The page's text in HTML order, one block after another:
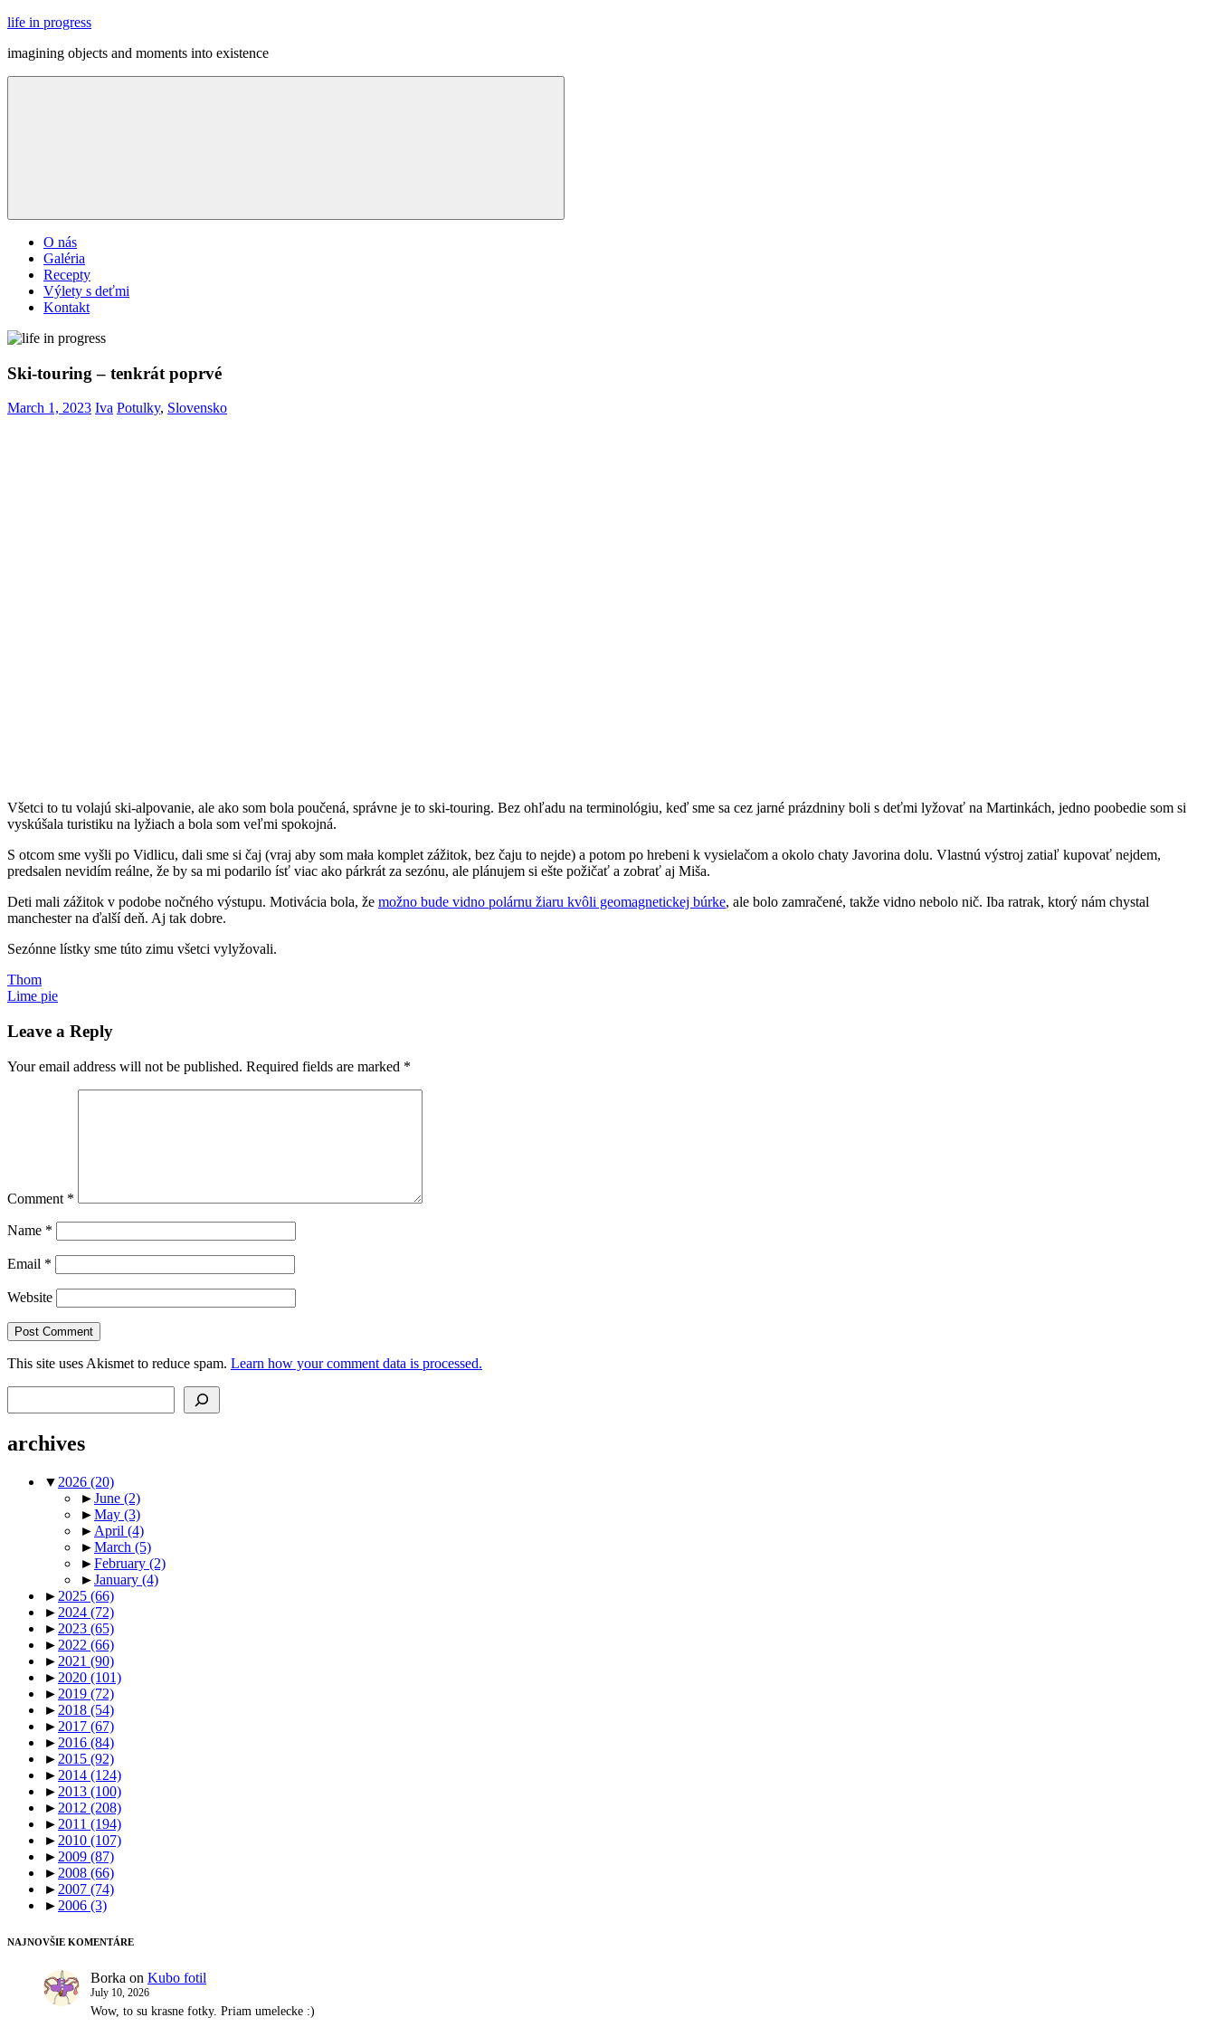
Skip
content
life in progress
imagining objects and moments into existence
Menu
O nás
Galéria
Recepty
Výlety s deťmi
Kontakt
Ski-touring – tenkrát poprvé
March 1, 2023 Iva Potulky, Slovensko
Všetci to tu volajú ski-alpovanie, ale ako som bola poučená, správne je to ski-touring. Bez ohľadu na terminológiu, keď sme sa cez jarné prázdniny boli s deťmi lyžovať na Martinkách, jedno poobedie som si
vyskúšala turistiku na lyžiach a bola som veľmi spokojná.
S otcom sme vyšli po Vidlicu, dali sme si čaj (vraj aby som mała komplet zážitok, bez čaju to nejde) a potom po hrebeni k vysielačom a okolo chaty Javorina dolu. Vlastnú výstroj zatiaľ kupovať nejdem,
predsalen nevidím reálne, že by sa mi podarilo ísť viac ako párkrát za sezónu, ale plánujem si ešte požičať a zobrať aj Miša.
Deti mali zážitok v podobe nočného výstupu. Motivácia bola, že možno bude vidno polárnu žiaru kvôli geomagnetickej búrke, ale bolo zamračené, takže vidno nebolo nič. Iba ratrak, ktorý nám chystal
manchester na ďalší deň. Aj tak dobre.
Sezónne lístky sme túto zimu všetci vylyžovali.
jarné
prázdniny
Post
navigation
Previous
Post:
Thom
Next
Lime pie
Leave a Reply
Your email address will not be published. Required fields are marked *
Comment *
Name *
Email *
Website
This site uses Akismet to reduce spam. Learn how your comment data is processed.
archives
▼ 2026 (20)
►June (2)
►May (3)
► April (4)
►March (5)
►February (2)
►January (4)
► 2025 (66)
► 2024 (72)
► 2023 (65)
► 2022 (66)
► 2021 (90)
► 2020 (101)
► 2019 (72)
► 2018 (54)
► 2017 (67)
► 2016 (84)
► 2015 (92)
► 2014 (124)
► 2013 (100)
► 2012 (208)
► 2011 (194)
► 2010 (107)
► 2009 (87)
► 2008 (66)
► 2007 (74)
► 2006 (3)
NAJNOVŠIE KOMENTÁRE
Borka on Kubo fotil
July 10, 2026
Wow, to su krasne fotky. Priam umelecke :)